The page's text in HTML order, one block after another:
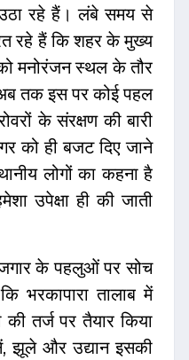
रहे हैं। लंबे समय से
रहे हैं कि शहर के मुख्य
मनोरंजन स्थल के तौर
तक इस पर कोई पहल
के संरक्षण की बारी
को ही बजट दिए जाने
लोगों का कहना है
उपेक्षा ही की जाती
के पहलुओं पर सोच
भरकापारा तालाब में
की तर्ज पर तैयार किया
झूले और उद्यान इसकी